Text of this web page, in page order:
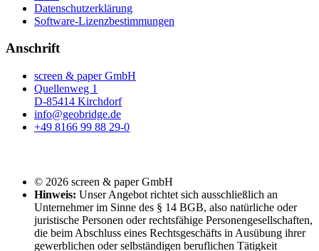
Datenschutzerklärung
Software-Lizenzbestimmungen
Anschrift
screen & paper GmbH
Quellenweg 1
D-85414 Kirchdorf
info@geobridge.de
+49 8166 99 88 29-0
© 2026 screen & paper GmbH
Hinweis: Unser Angebot richtet sich ausschließlich an
Unternehmer im Sinne des § 14 BGB, also natürliche oder
juristische Personen oder rechtsfähige Personengesellschaften,
die beim Abschluss eines Rechtsgeschäfts in Ausübung ihrer
gewerblichen oder selbständigen beruflichen Tätigkeit